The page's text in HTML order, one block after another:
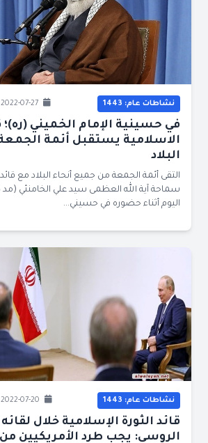
نشاطات عام: 1443 2022-07-27
في حسينية الإمام الخميني (ره)؛
الاسلامية يستقبل أئمة
البلاد
التقى أئمة الجمعة من جميع أنحاء البلاد مع قائد
سماحة آية الله العظمى سيد علي الخامنئي
اليوم أثناء حضوره في حسيني...
نشاطات عام: 1443
قائد الثورة الإسلامية خلال
الروسي: يجب طرد الأمريكيين